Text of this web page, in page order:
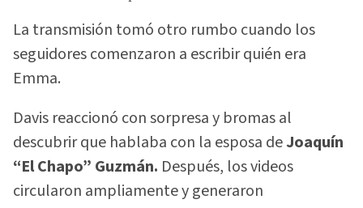
La transmisión tomó otro rumbo cuando los
seguidores comenzaron a escribir quién era
Emma.
Davis reaccionó con sorpresa y bromas al
descubrir que hablaba con la esposa deJoaquín
“El Chapo” Guzmán. Después, los videos
circularon ampliamente y generaron